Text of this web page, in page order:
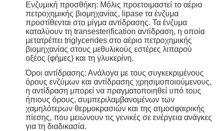
Ενζυμική προσθήκη: Μόλις προετοιμαστεί το αέριο
πετροχημικής βιομηχανίας, lipase τα ένζυμα
προστίθενται στο μίγμα αντίδρασης. Τα ένζυμα
καταλύουν τη transesterification αντίδραση, η οποία
μετατρέπει triglycerides στο αέριο πετροχημικής
βιομηχανίας στους μεθυλικούς εστέρες λιπαρού
οξέος (φήμες) και τη γλυκερίνη.
Όροι αντίδρασης: Ανάλογα με τους συγκεκριμένους
όρους ενζύμων και αντίδρασης χρησιμοποιούμενους,
η αντίδραση μπορεί να πραγματοποιηθεί υπό τους
ήπιους όρους, συμπεριλαμβανομένων των
χαμηλότερων θερμοκρασιών και της ατμοσφαιρικής
πίεσης, που μειώνουν τις γενικές σε ενέργεια ανάγκες
για τη διαδικασία.